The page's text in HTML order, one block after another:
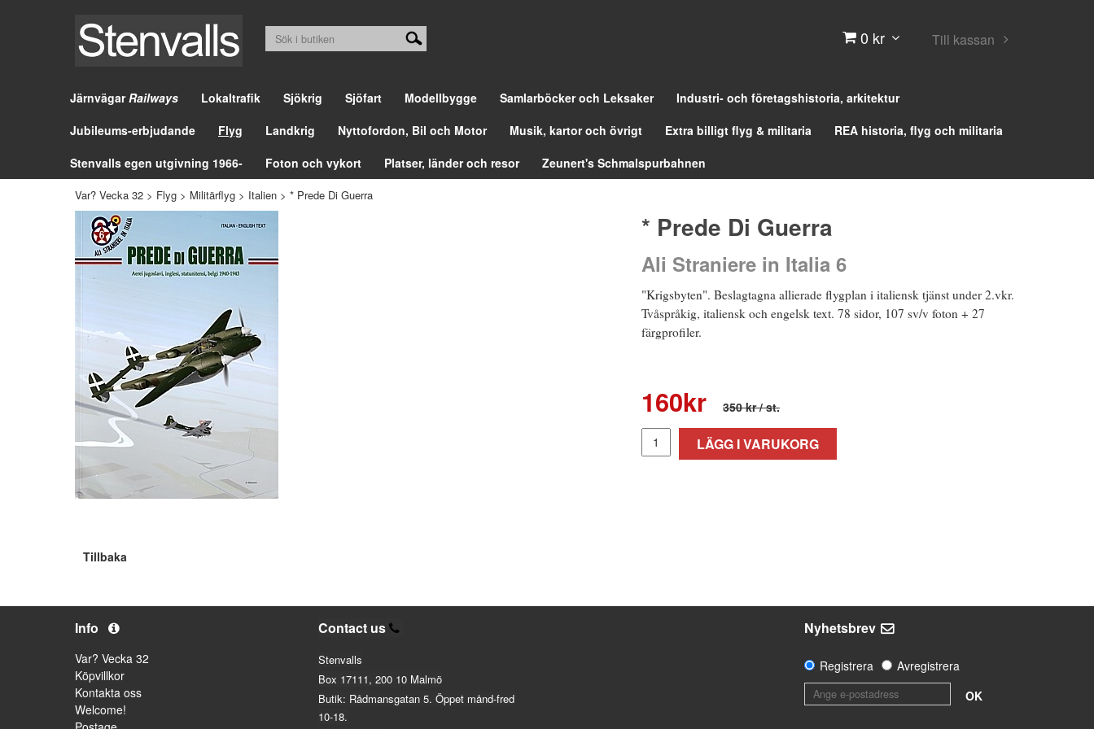
0 kr Till kassan
JärnvägarRailways Lokaltrafik Sjökrig Sjöfart Modellbygge Samlarböcker och Leksaker
Industri- och företagshistoria, arkitektur
Jubileums-erbjudande
Flyg Landkrig Nyttofordon, Bil och Motor Musik, kartor och övrigt Extra billigt flyg & militaria
REA historia, flyg och militaria
Stenvalls egen utgivning 1966-
Foton och vykort Platser, länder och resor Zeunert's Schmalspurbahnen
Var? Vecka 32 > Flyg > Militärflyg > Italien > * Prede Di Guerra
* Prede Di Guerra
Ali Straniere in Italia 6
"Krigsbyten". Beslagtagna allierade flygplan i italiensk tjänst under 2.vkr.
Tvåspråkig, italiensk och engelsk text. 78 sidor, 107 sv/v foton + 27
färgprofiler.
160kr 350 kr/ st.
LÄGG I VARUKORG
Tillbaka
Info
Var? Vecka 32
Köpvillkor
Kontakta oss
Welcome!
Contact us
Stenvalls
Box 17111, 200 10 Malmö
Butik: Rådmansgatan 5. Öppet månd-fred
10-18.
Nyhetsbrev
Registrera
Avregistrera
OK